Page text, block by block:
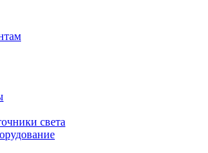
света